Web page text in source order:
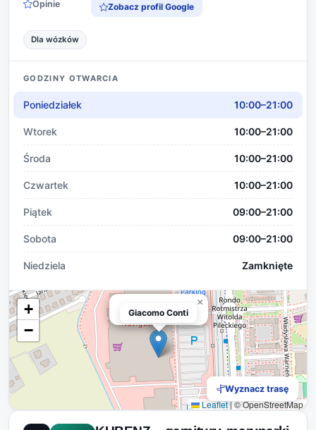
Opinie Zobacz profil Google
Dla wózków
GODZINY OTWARCIA
Poniedziałek 10:00–21:00
Wtorek 10:00–21:00
Środa 10:00–21:00
Czwartek 10:00–21:00
Piątek 09:00–21:00
Sobota 09:00–21:00
Niedziela Zamknięte
Giacomo Conti
×
+
−
Leaflet|© OpenStreetMap
Giacomo Conti
Wyznacz trasę